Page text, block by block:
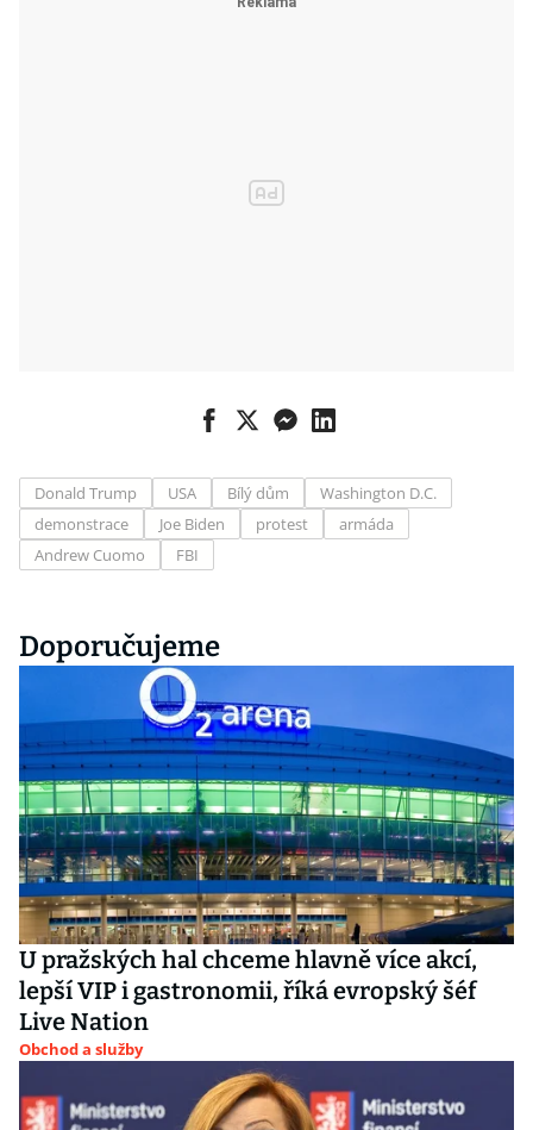
Donald Trump USA Bílý dům
Washington D.C.
demonstrace
Joe Biden protest
armáda
Andrew Cuomo
FBI
Doporučujeme
U pražských hal chceme hlavně více akcí,
lepší VIP i gastronomii, říká evropský šéf
Live Nation
Obchod a služby